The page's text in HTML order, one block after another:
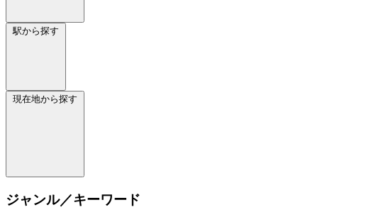
駅から探す
現在地から探す
ジャンル／キーワード